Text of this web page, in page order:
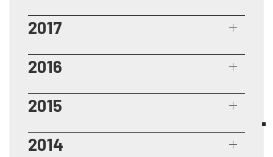
2017
2016
2015
2014